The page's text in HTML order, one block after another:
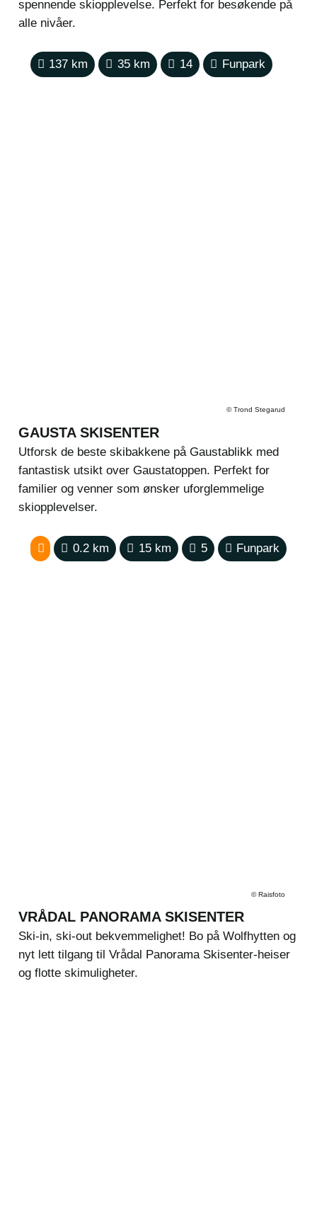
spennende skiopplevelse. Perfekt for besøkende på
alle nivåer.
©Trond Stegarud
137 km 35 km 14 Funpark
GAUSTA SKISENTER
Utforsk de beste skibakkene på Gaustablikk med
fantastisk utsikt over Gaustatoppen. Perfekt for
familier og venner som ønsker uforglemmelige
skiopplevelser.
©Raisfoto
0.2 km 15km 5 Funpark
VRÅDAL PANORAMA SKISENTER
Ski-in, ski-out bekvemmelighet! Bo på Wolfhytten og
nyt lett tilgang til Vrådal Panorama Skisenter-heiser
og flotte skimuligheter.